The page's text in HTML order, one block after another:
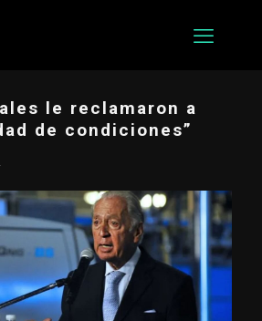
le reclamaron a
de condiciones”